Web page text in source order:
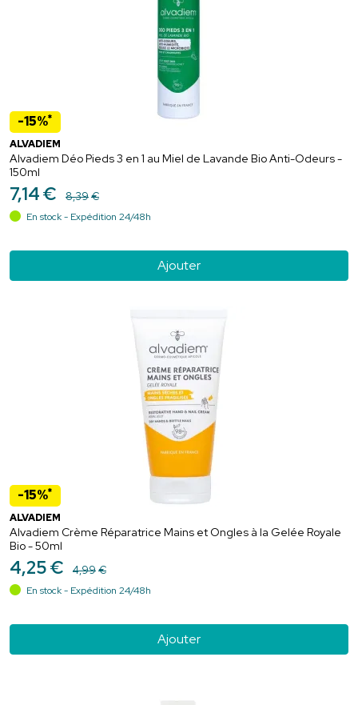
-15%*
ALVADIEM
Alvadiem Déo Pieds 3 en 1 au Miel de Lavande Bio Anti-Odeurs -
150ml
7,14€ 8,39€
En stock - Expédition 24/48h
Ajouter
-15%*
ALVADIEM
Alvadiem Crème Réparatrice Mains et Ongles à la Gelée Royale
Bio - 50ml
4,25€ 4,99€
En stock - Expédition 24/48h
Ajouter